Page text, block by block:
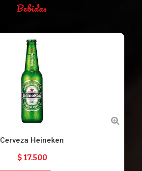
Bebidas
Cerveza Heineken
$ 17.500